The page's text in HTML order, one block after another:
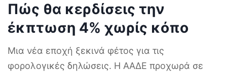
Πώς θα κερδίσεις την
έκπτωση 4% χωρίς κόπο
Μια νέα εποχή ξεκινά φέτος για τις
φορολογικές δηλώσεις. Η ΑΑΔΕ προχωρά σε